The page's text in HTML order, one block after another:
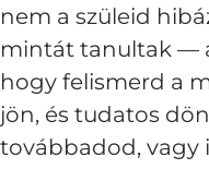
nem a szüleid
mintát tanultak —
hogy felismerd a
jön, és tudatos
továbbadod, vagy